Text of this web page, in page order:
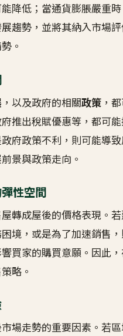
降低；當通貨膨脹嚴重
趨勢，並將其納入市場
。
，以及政府的相關政策 ，
推出稅賦優惠等，都可
府政策不利，則可能導
景與政策走向。
性空間
屋轉成屋後的價格表現。
境，或是為了加速銷售
響買家的購買意願。因此
略。
場走勢的重要因素。若